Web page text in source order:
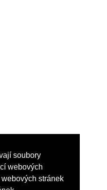
soubory
webových
stránek